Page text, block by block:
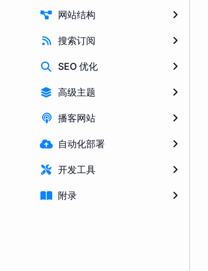
网站结构
搜索订阅
SEO 优化
高级主题
播客网站
自动化部署
开发工具
附录